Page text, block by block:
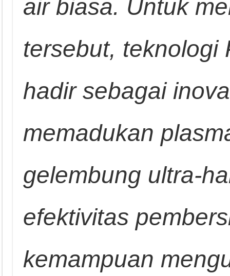
air biasa. Untuk
tersebut, teknologi
hadir sebagai
memadukan
gelembung ultra-
efektivitas
kemampuan